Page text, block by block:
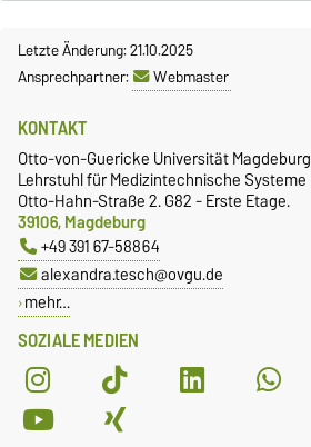
Letzte Änderung: 21.10.2025
Ansprechpartner:
Webmaster
SOZIALE MEDIEN
KONTAKT
Otto-von-Guericke Universität Magdeburg
Lehrstuhl für Medizintechnische Systeme
Otto-Hahn-Straße 2. G82 - Erste Etage.
39106, Magdeburg
+49 391 67-58864
alexandra.tesch@ovgu.de
mehr…